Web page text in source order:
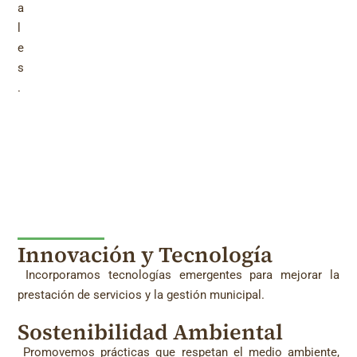
a
e
s
.
Innovación y Tecnología
Incorporamos tecnologías emergentes para mejorar la
prestación de servicios y la gestión municipal.
Sostenibilidad Ambiental
Promovemos prácticas que respetan el medio ambiente,